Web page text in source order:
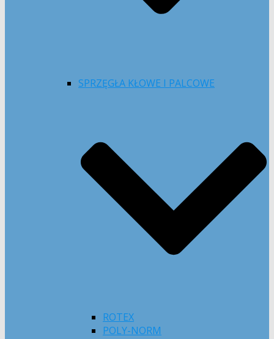
SPRZĘGŁA KŁOWE I PALCOWE
ROTEX
POLY-NORM